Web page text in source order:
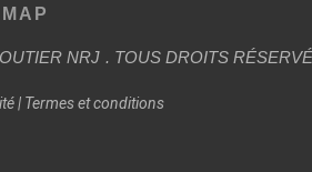
NRJ . TOUS DROITS
| Termes et conditions